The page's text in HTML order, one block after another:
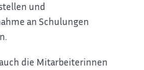
und
an Schulungen
die Mitarbeiterinnen